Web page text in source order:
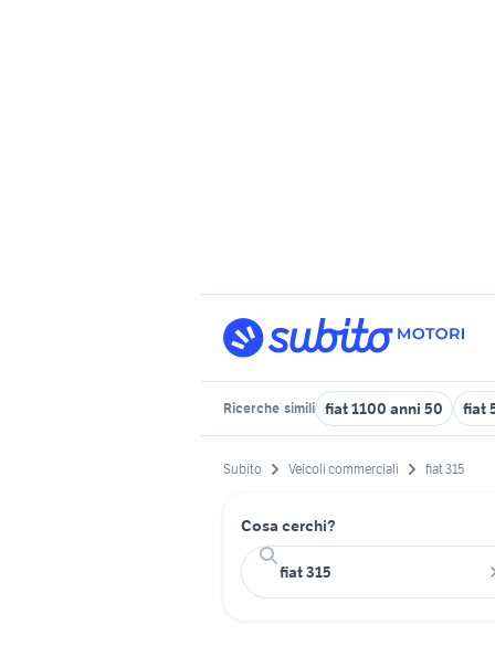
Ricerche simili fiat 1100 anni 50 fiat
Subito Veicoli commerciali fiat 315
Cosa cerchi?